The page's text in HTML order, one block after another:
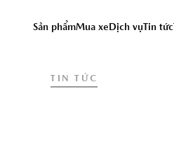
Sản phẩmMua xeDịch vụTin tức
TIN TỨC